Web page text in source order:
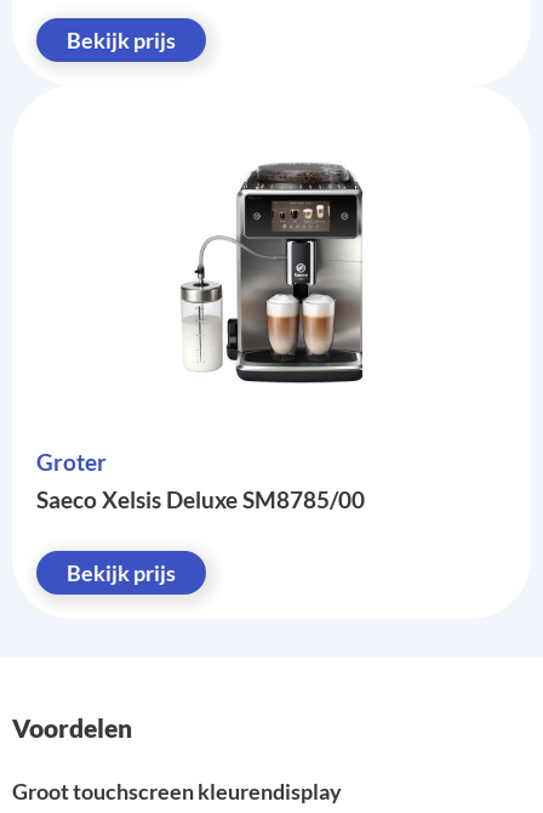
Bekijk prijs
Groter
Saeco Xelsis Deluxe SM8785/00
Bekijk prijs
Voordelen
Groot touchscreen kleurendisplay